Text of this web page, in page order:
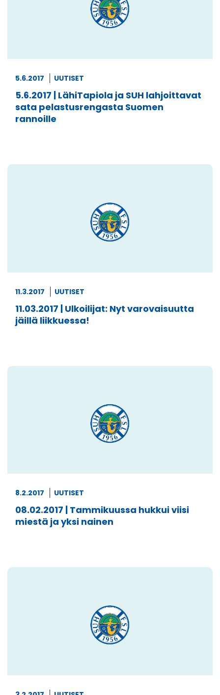
5.6.2017 UUTISET
5.6.2017 | LähiTapiola ja SUH lahjoittavat
sata pelastusrengasta Suomen
rannoille
11.3.2017 UUTISET
11.03.2017 | Ulkoilijat: Nyt varovaisuutta
jäillä liikkuessa!
8.2.2017 UUTISET
08.02.2017 | Tammikuussa hukkui viisi
miestä ja yksi nainen